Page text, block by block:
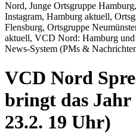
Nord, Junge Ortsgruppe
Instagram, Hamburg aktuell,
Flensburg, Ortsgruppe
aktuell, VCD Nord: Hamburg
News-System (PMs &
VCD Nord
bringt das Jahr
23.2. 19 Uhr)